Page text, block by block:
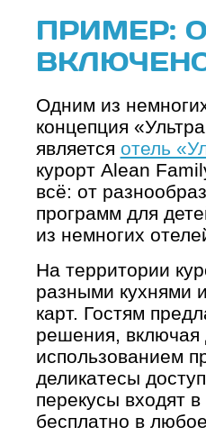
ПРИМЕР:
Одним из
концепция
является отель
курорт Alean
всё: от
программ для
из немногих
На территории
разными кухнями
карт. Гостям
решения, включая
использованием
деликатесы
перекусы входят
бесплатно в